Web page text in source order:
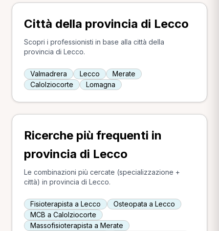
Città della provincia di Lecco
Scopri i professionisti in base alla città della
provincia di Lecco.
Valmadrera Lecco
Merate
Calolziocorte
Lomagna
Ricerche più frequenti in
provincia di Lecco
Le combinazioni più cercate (specializzazione +
città) in provincia di Lecco.
Fisioterapista a Lecco
Osteopata a Lecco
MCB a Calolziocorte
Massofisioterapista a Merate